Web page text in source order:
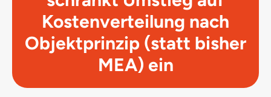
Kostenverteilung nach
Objektprinzip (statt bisher
MEA) ein